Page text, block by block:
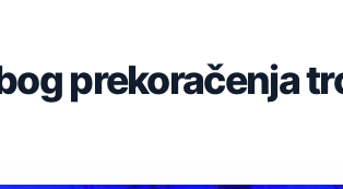
prekoračenja